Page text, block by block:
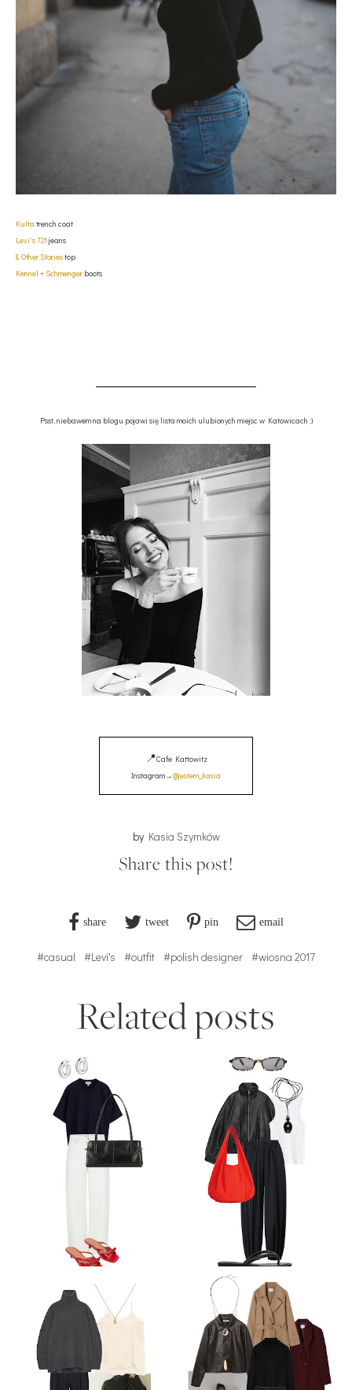
Kulta trench coat
Levi's 721 jeans
& Other Storiestop
Kennel + Schmenger boots
Psst, niebawem na blogu pojawi się lista moich ulubionych miejsc w Katowicach :)
📍Cafe Kattowitz
Instagram →@jestem_kasia
by Kasia Szymków
Share this post!
share tweet pin email
#casual #Levi's #outfit #polish designer #wiosna 2017
Related posts